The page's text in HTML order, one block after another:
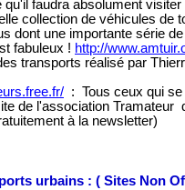
faudra absolument
collection de véhicules de
dont une importante série
fabuleux ! http://
transports réalisé par
: Tous ceux qui se
de l'association
à la newsletter)
urbains : ( Sites Non